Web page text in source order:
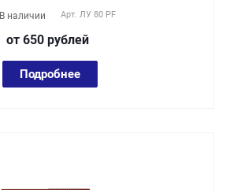
В наличии Арт. ЛУ 80 PF
от 650 рублей
Подробнее